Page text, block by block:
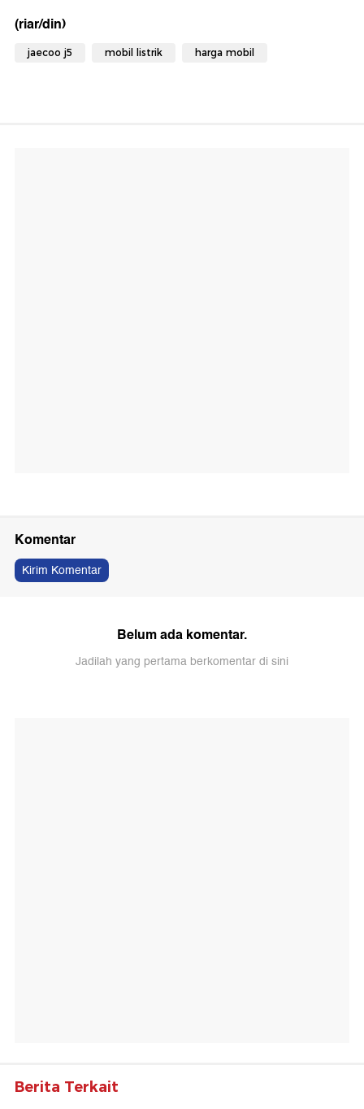
(riar/din)
jaecoo j5 mobil listrik harga mobil
Komentar
Kirim Komentar
Belum ada komentar.
Jadilah yang pertama berkomentar di sini
Berita Terkait